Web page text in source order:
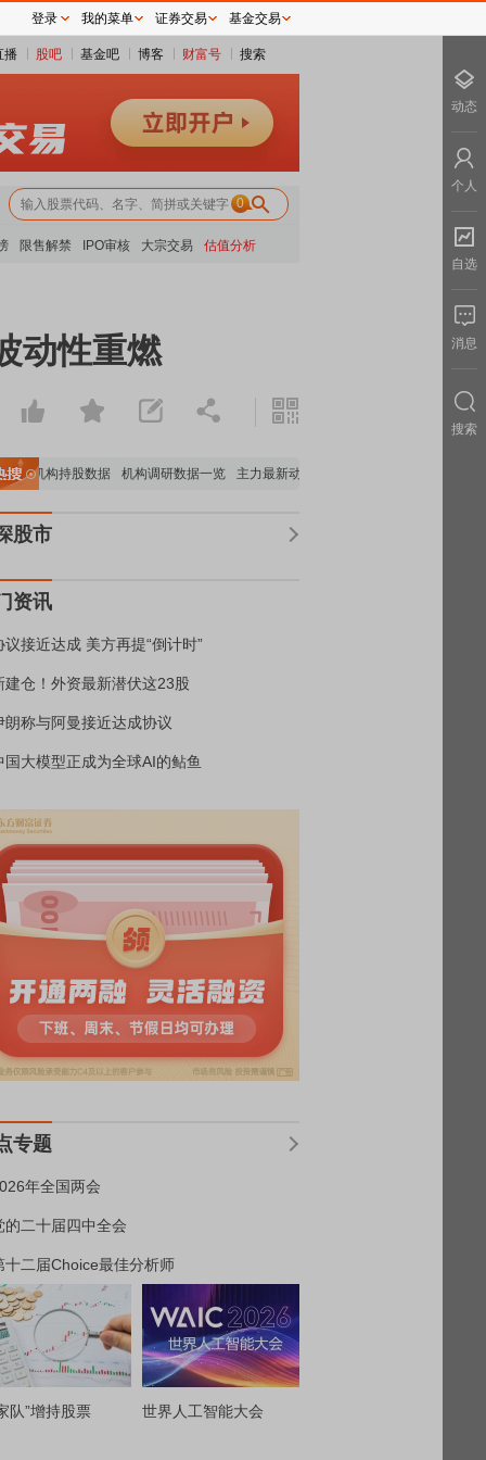
播 股吧 基金吧 博客 财富号 搜索
0
限售解禁 IPO审核 大宗交易 估值分析
动性重燃
机构持股数据 机构调研数据一览 主力最新动向
股市
资讯
议接近达成 美方再提“倒计时”
建仓！外资最新潜伏这23股
朗称与阿曼接近达成协议
国大模型正成为全球AI的鲇鱼
专题
年全国两会
的二十届四中全会
十二届Choice最佳分析师
队”增持股票 世界人工智能大会
登录 我的菜单 证券交易 基金交易
动态
个人
自选
消息
搜索